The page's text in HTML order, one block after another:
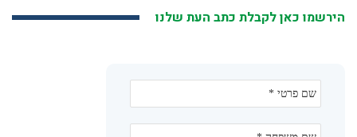
הירשמו כאן לקבלת כתב העת שלנו